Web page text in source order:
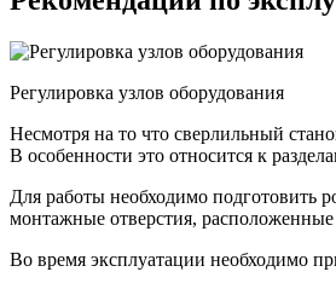
Регулировка узлов оборудования
Несмотря на то что сверлильный
В особенности это относится к
Для работы необходимо подготовить
монтажные отверстия,
Во время эксплуатации необходимо